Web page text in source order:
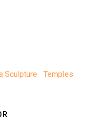
Sculpture Temples